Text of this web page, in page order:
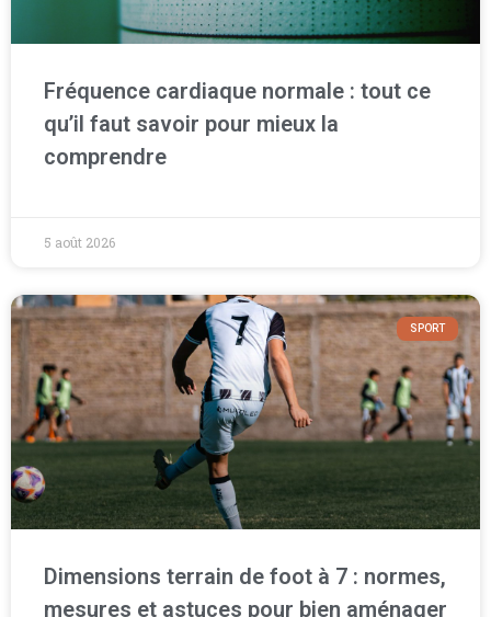
Fréquence cardiaque normale : tout ce
qu’il faut savoir pour mieux la
comprendre
5 août 2026
SPORT
Dimensions terrain de foot à 7 : normes,
mesures et astuces pour bien aménager